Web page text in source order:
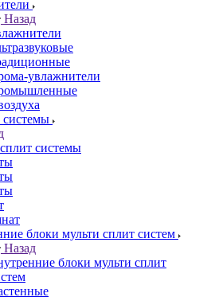
Назад
увлажнители
системы
системы
блоки мульти сплит систем
Назад
блоки мульти сплит